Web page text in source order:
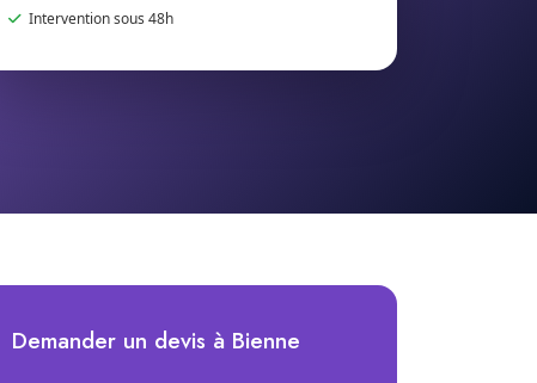
Intervention sous 48h
Demander un devis à Bienne